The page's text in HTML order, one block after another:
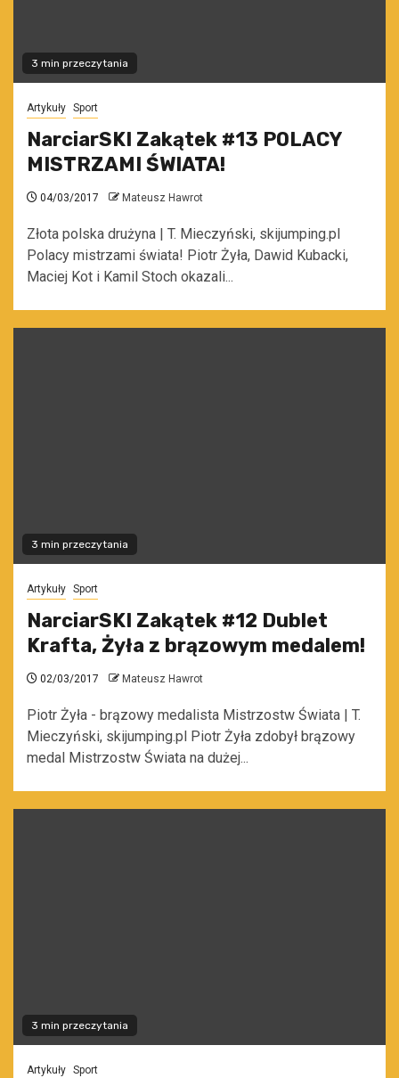
3 min przeczytania
Artykuły Sport
NarciarSKI Zakątek #13 POLACY
MISTRZAMI ŚWIATA!
04/03/2017 Mateusz Hawrot
Złota polska drużyna | T. Mieczyński, skijumping.pl
Polacy mistrzami świata! Piotr Żyła, Dawid Kubacki,
Maciej Kot i Kamil Stoch okazali...
3 min przeczytania
Artykuły Sport
NarciarSKI Zakątek #12 Dublet
Krafta, Żyła z brązowym medalem!
02/03/2017 Mateusz Hawrot
Piotr Żyła - brązowy medalista Mistrzostw Świata | T.
Mieczyński, skijumping.pl Piotr Żyła zdobył brązowy
medal Mistrzostw Świata na dużej...
3 min przeczytania
Artykuły Sport